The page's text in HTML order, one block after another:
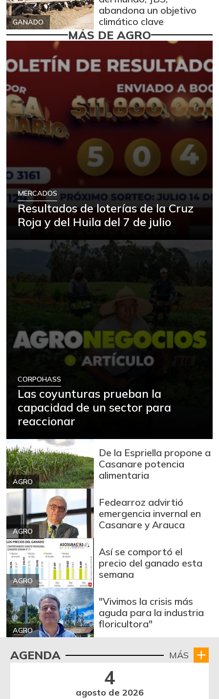
GANADO
abandona un objetivo
climático clave
MÁS DE AGRO
MERCADOS
Resultados de loterías de la Cruz
Roja y del Huila del 7 de julio
CORPOHASS
Las coyunturas prueban la
capacidad de un sector para
reaccionar
AGRO
De la Espriella propone a
Casanare potencia
alimentaria
AGRO
Fedearroz advirtió
emergencia invernal en
Casanare y Arauca
AGRO
Así se comportó el
precio del ganado esta
semana
AGRO
"Vivimos la crisis más
aguda para la industria
floricultora"
AGENDA MÁS
4
agosto de 2026